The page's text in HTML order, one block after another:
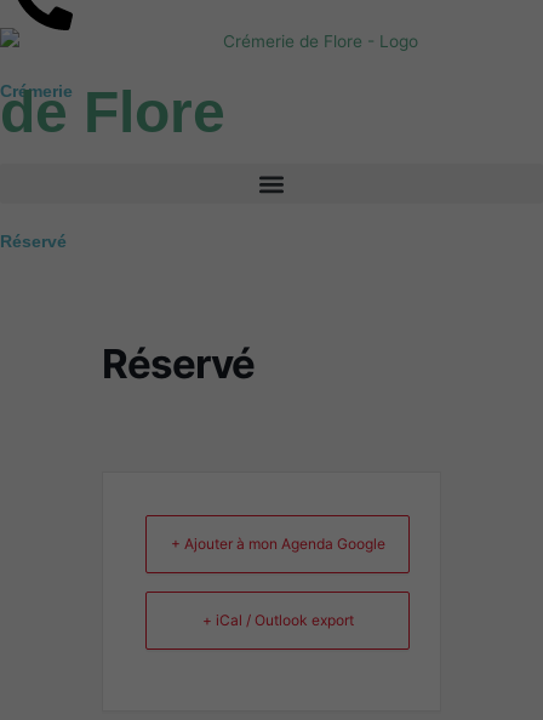
Aller
au
Crémerie
de Flore
Réservé
Réservé
+ Ajouter à mon Agenda Google
+ iCal / Outlook export